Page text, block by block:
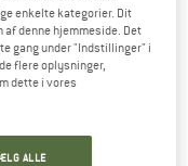
enkelte kategorier. Dit
denne hjemmeside. Det
gang under "Indstillinger" i
flere oplysninger,
dette i vores
ALLE